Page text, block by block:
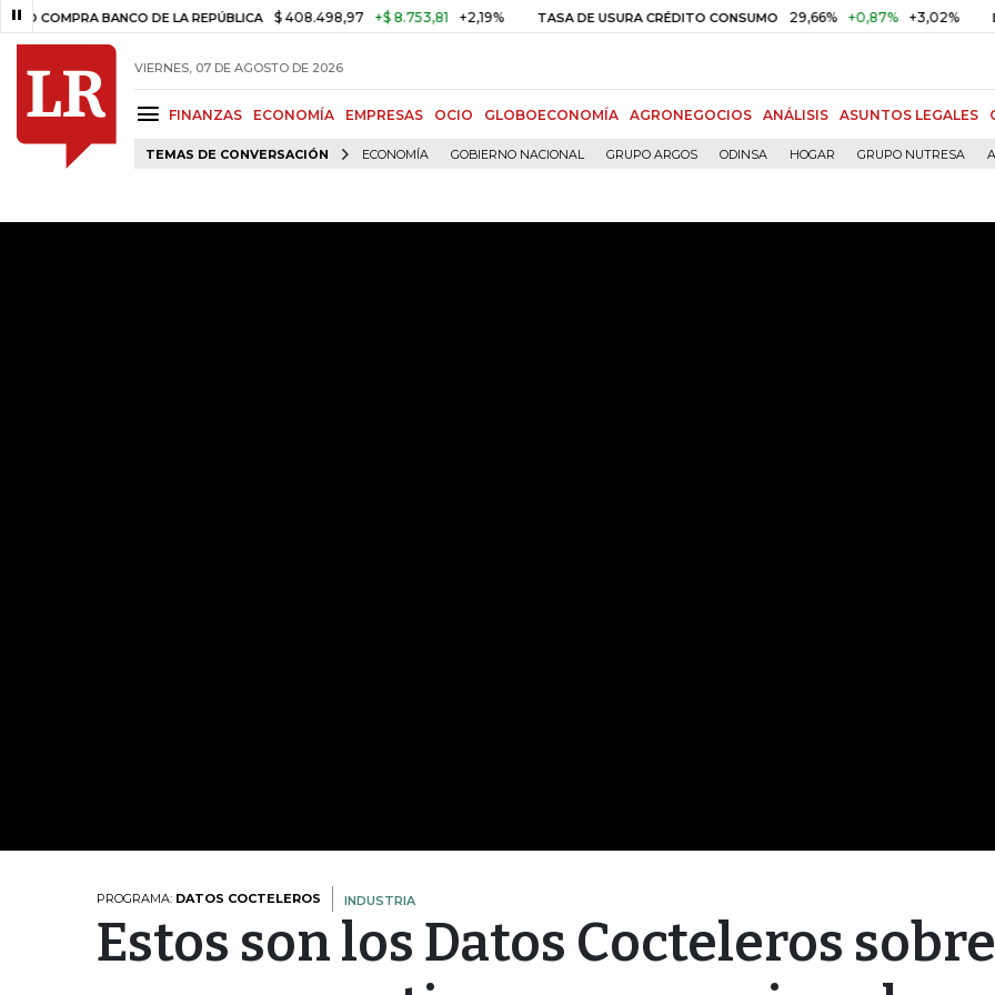
BANCO DE LA REPÚBLICA $ 408.498,97 +$ 8.753,81 +2,19% TASA DE USURA CRÉDITO CONSUMO 29,66% +0,87% +3,02% DTF
VIERNES, 07 DE AGOSTO DE 2026
FINANZAS ECONOMÍA EMPRESAS OCIO GLOBOECONOMÍA AGRONEGOCIOS ANÁLISIS ASUNTOS LEGALES
TEMAS DE CONVERSACIÓN ECONOMÍA GOBIERNO NACIONAL GRUPO ARGOS ODINSA HOGAR GRUPO NUTRESA
PROGRAMA: DATOS COCTELEROS INDUSTRIA
Estos son los Datos Cocteleros